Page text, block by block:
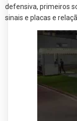
defensiva, primeiros
sinais e placas e